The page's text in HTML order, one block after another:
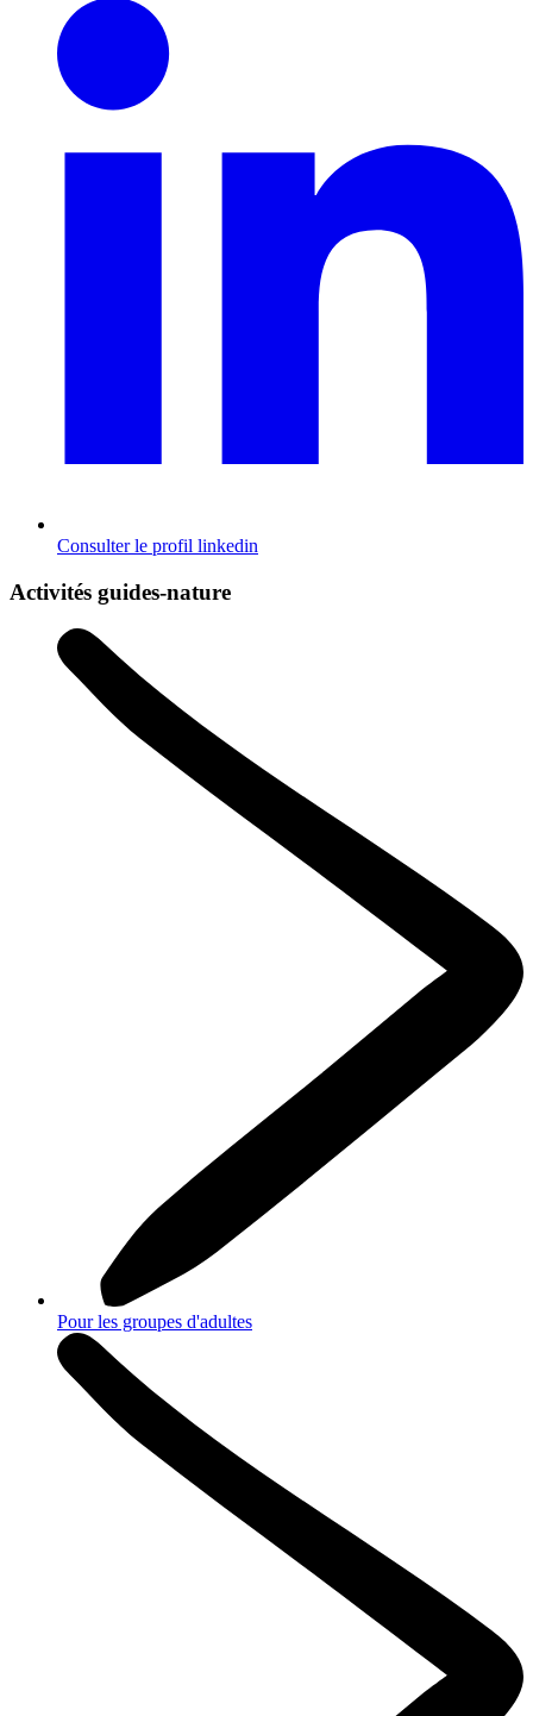
Consulter le profil linkedin
Activités guides-nature
Pour les groupes d'adultes